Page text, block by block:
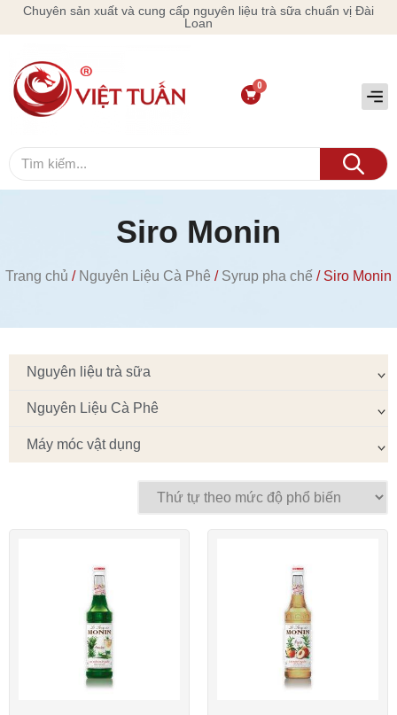
Chuyên sản xuất và cung cấp nguyên liệu trà sữa chuẩn vị Đài
Loan
Siro Monin
Trang chủ / Nguyên Liệu Cà Phê / Syrup pha chế / Siro Monin
Nguyên liệu trà sữa
Nguyên Liệu Cà Phê
Máy móc vật dụng